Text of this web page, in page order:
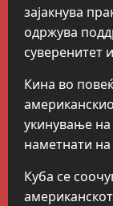
зајакнува
одржува
суверенитет
Кина во
укинување
наметнати на
Куба се